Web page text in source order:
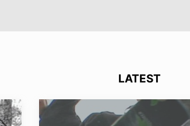
LATEST